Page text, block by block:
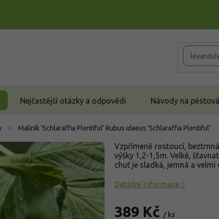
Nejčastější otázky a odpovědi Návody na
Maliník 'Schlaraffia Plentiful' Rubus idaeus 'Schlaraffia Plentiful'
389 Kč / ks
Vzpřímeně rostoucí,
výšky 1,2-1,5m. Velké,
chuť je sladká, jemná a velmi
Detailní informace